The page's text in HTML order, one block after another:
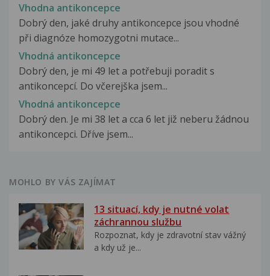
Vhodna antikoncepce
Dobrý den, jaké druhy antikoncepce jsou vhodné
při diagnóze homozygotni mutace...
Vhodná antikoncepce
Dobrý den, je mi 49 let a potřebuji poradit s
antikoncepcí. Do včerejška jsem...
Vhodná antikoncepce
Dobrý den. Je mi 38 let a cca 6 let již neberu žádnou
antikoncepci. Dříve jsem...
MOHLO BY VÁS ZAJÍMAT
13 situací, kdy je nutné volat
záchrannou službu
Rozpoznat, kdy je zdravotní stav vážný
a kdy už je...